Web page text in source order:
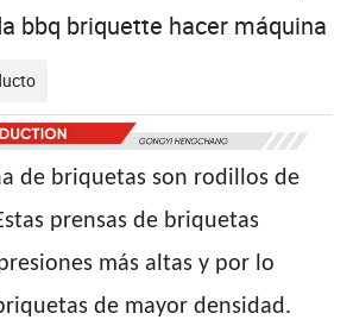
bbq briquette hacer máquina
de briquetas son rodillos de
prensas de briquetas
más altas y por lo
de mayor densidad.